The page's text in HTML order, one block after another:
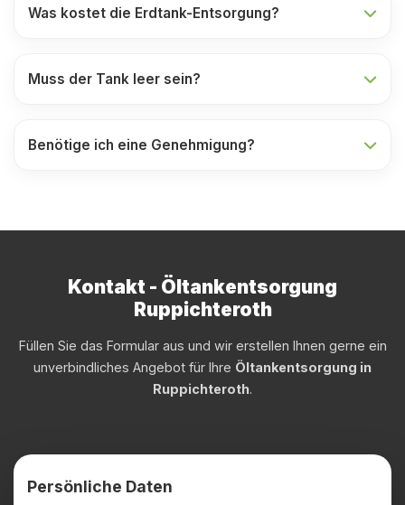
Was kostet die Erdtank-Entsorgung?
Muss der Tank leer sein?
Benötige ich eine Genehmigung?
Kontakt - Öltankentsorgung
Ruppichteroth
Füllen Sie das Formular aus und wir erstellen Ihnen gerne ein
unverbindliches Angebot für Ihre Öltankentsorgung in
Ruppichteroth.
Persönliche Daten